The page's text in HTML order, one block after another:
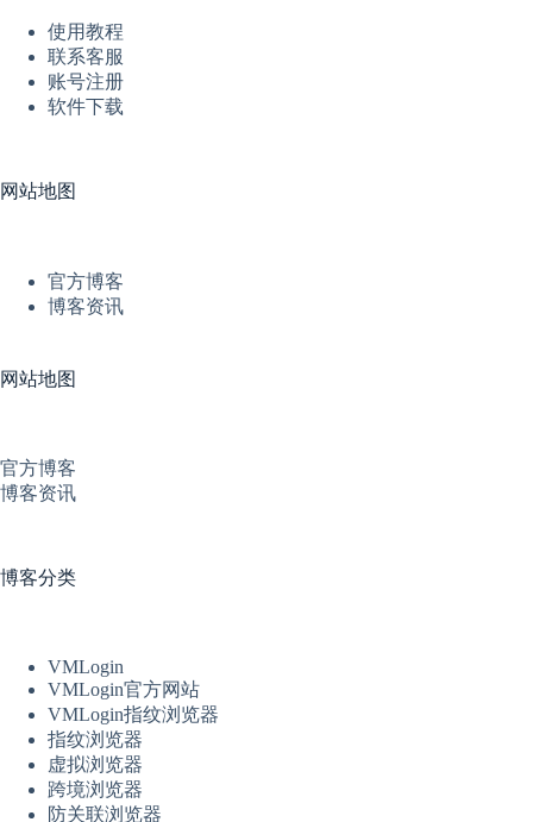
使用教程
联系客服
账号注册
软件下载
网站地图
官方博客
博客资讯
网站地图
官方博客
博客资讯
博客分类
VMLogin
VMLogin官方网站
VMLogin指纹浏览器
指纹浏览器
虚拟浏览器
跨境浏览器
防关联浏览器